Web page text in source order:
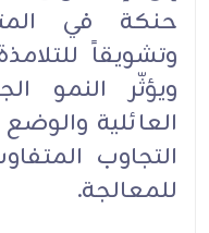
حنكة في
وتشويقاً
ويؤثّر النمو
العائلية
التجاوب
للمعالجة.